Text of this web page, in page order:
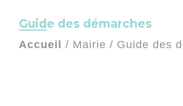
Guide des démarches
Accueil / Mairie / Guide des